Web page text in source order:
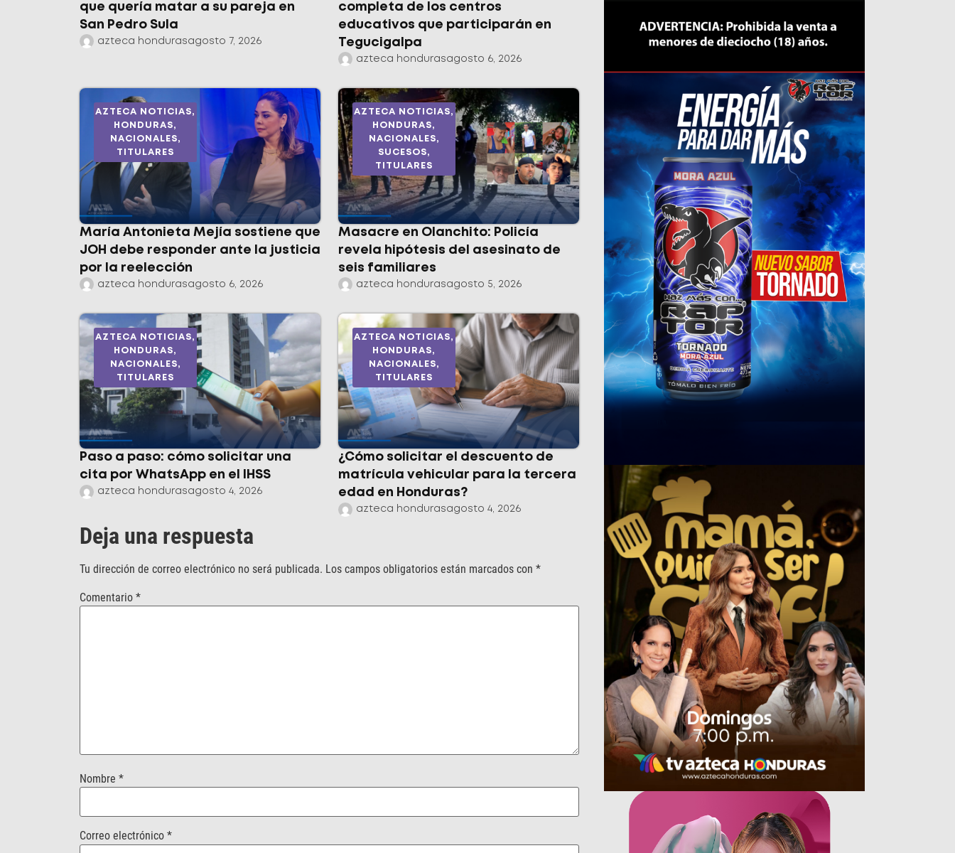
que quería matar a su pareja en
San Pedro Sula
azteca hondurasagosto 7, 2026
completa de los centros
educativos que participarán en
Tegucigalpa
azteca hondurasagosto 6, 2026
AZTECA NOTICIAS,
HONDURAS,
NACIONALES,
TITULARES
María Antonieta Mejía sostiene que
JOH debe responder ante la justicia
por la reelección
azteca hondurasagosto 6, 2026
AZTECA NOTICIAS,
HONDURAS,
NACIONALES,
SUCESOS,
TITULARES
Masacre en Olanchito: Policía
revela hipótesis del asesinato de
seis familiares
azteca hondurasagosto 5, 2026
AZTECA NOTICIAS,
HONDURAS,
NACIONALES,
TITULARES
Paso a paso: cómo solicitar una
cita por WhatsApp en el IHSS
azteca hondurasagosto 4, 2026
AZTECA NOTICIAS,
HONDURAS,
NACIONALES,
TITULARES
¿Cómo solicitar el descuento de
matrícula vehicular para la tercera
edad en Honduras?
azteca hondurasagosto 4, 2026
Deja una respuesta
Tu dirección de correo electrónico no será publicada. Los campos obligatorios están marcados con *
Comentario *
Nombre *
Correo electrónico *